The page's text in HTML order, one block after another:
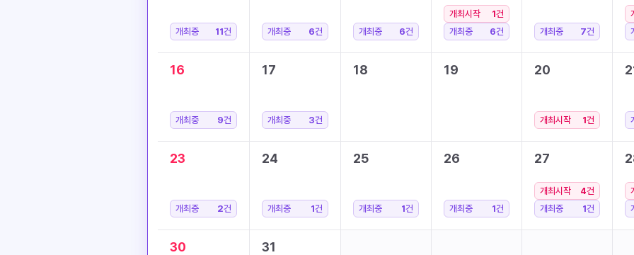
개최중 11건 개최중 6건 개최중 6건
개최시작 1건
개최중
6건 개최중 7건
16
개최중 9건
17
개최중 3건
18 19 20
개최시작 1건
23
개최중 2건
24
개최중 1건
25
개최중 1건
26
개최중 1건
27
개최시작 4건
개최중
1건
30 31